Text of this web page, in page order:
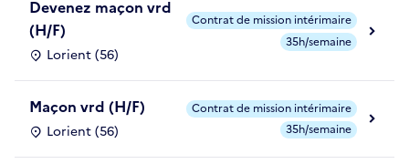
Devenez maçon vrd
(H/F)
Lorient (56)
Contrat de mission intérimaire
35h/semaine
Maçon vrd (H/F)
Lorient (56)
Contrat de mission intérimaire
35h/semaine